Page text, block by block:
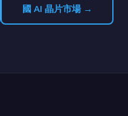
國 AI 晶片市場 →